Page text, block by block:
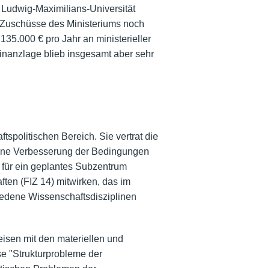
Maximilians-Universität
des Ministeriums noch
€ pro Jahr an ministerieller
blieb insgesamt aber sehr
Bereich. Sie vertrat die
Verbesserung der Bedingungen
ein geplantes Subzentrum
(FIZ 14) mitwirken, das im
Wissenschaftsdisziplinen
mit den materiellen und
"Strukturprobleme der